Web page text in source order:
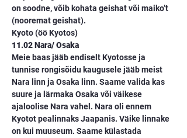
on soodne, võib kohata geishat või maiko’t
(nooremat geishat).
Kyoto (öö Kyotos)
11.02 Nara/ Osaka
Meie baas jääb endiselt Kyotosse ja
tunnise rongisõidu kaugusele jääb meist
Nara linn ja Osaka linn. Saame valida kas
suure ja lärmaka Osaka või väikese
ajaloolise Nara vahel. Nara oli ennem
Kyotot pealinnaks Jaapanis. Väike linnake
on kui muuseum. Saame külastada